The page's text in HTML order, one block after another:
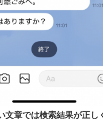
文章では検索結果が正